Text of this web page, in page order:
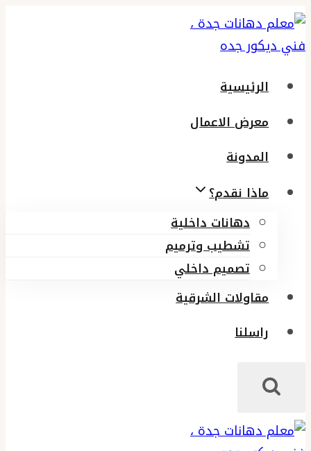
التجاوز
إلى
المحتوى
الرئيسية
معرض الاعمال
المدونة
ماذا نقدم؟
دهانات داخلية
تشطيب وترميم
تصميم داخلي
مقاولات الشرقية
راسلنا